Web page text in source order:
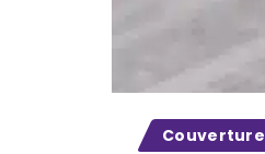
Couverture